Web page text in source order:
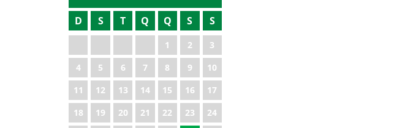
2024
2025
D S T Q Q S S
1 2
3
4
5 6 7 8 9
10
11
12 13 14 15 16
17
18
19 20 21 22 23
24